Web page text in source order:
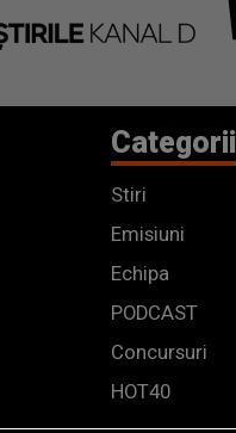
Categorii
Stiri
Emisiuni
Echipa
PODCAST
Concursuri
HOT40